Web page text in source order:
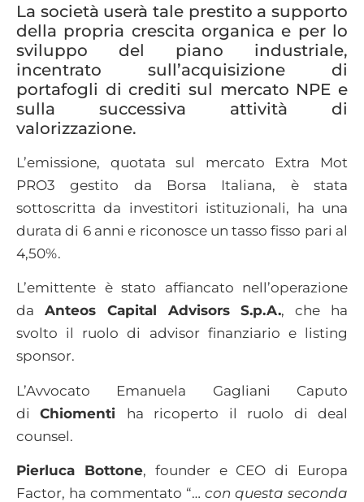
La società userà tale prestito a supporto
della propria crescita organica e per lo
sviluppo del piano industriale,
incentrato sull’acquisizione di
portafogli di crediti sul mercato NPE e
sulla successiva attività di
valorizzazione.
L’emissione, quotata sul mercato Extra Mot
PRO3 gestito da Borsa Italiana, è stata
sottoscritta da investitori istituzionali, ha una
durata di 6 anni e riconosce un tasso fisso pari al
4,50%.
L’emittente è stato affiancato nell’operazione
da Anteos Capital Advisors S.p.A., che ha
svolto il ruolo di advisor finanziario e listing
sponsor.
L’Avvocato Emanuela Gagliani Caputo
diChiomenti ha ricoperto il ruolo di deal
counsel.
Pierluca Bottone, founder e CEO di Europa
Factor, ha commentato “… con questa seconda